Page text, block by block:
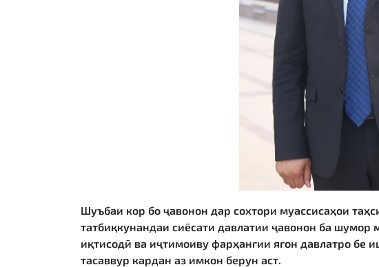
Шуъбаи кор бо ҷавонон дар сохтори муассисаҳои
татбиқкунандаи сиёсати давлатии ҷавонон ба шумор
иқтисодӣ ва иҷтимоиву фарҳангии ягон давлатро бе
тасаввур кардан аз имкон берун аст.